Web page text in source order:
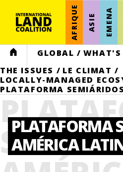
AFRIQUE ASIE EMENA
HOME GLOBAL / WHAT'S
THE ISSUES / LE CLIMAT /
LOCALLY-MANAGED
PLATAFORMA
PLATAFORMA
AMÉRICA